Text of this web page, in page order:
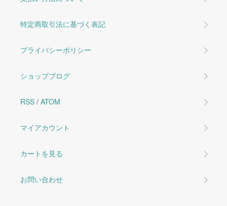
特定商取引法に基づく表記
プライバシーポリシー
ショップブログ
RSS / ATOM
マイアカウント
カートを見る
お問い合わせ